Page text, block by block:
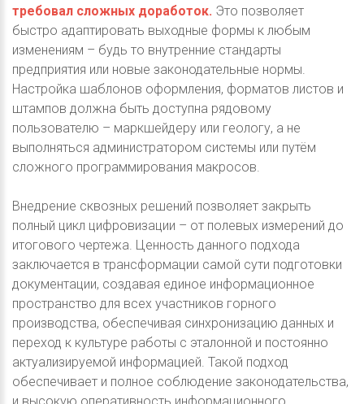
требовал сложных доработок. Это позволяет
быстро адаптировать выходные формы к любым
изменениям – будь то внутренние стандарты
предприятия или новые законодательные нормы.
Настройка шаблонов оформления, форматов листов и
штампов должна быть доступна рядовому
пользователю – маркшейдеру или геологу, а не
выполняться администратором системы или путём
сложного программирования макросов.
Внедрение сквозных решений позволяет закрыть
полный цикл цифровизации – от полевых измерений до
итогового чертежа. Ценность данного подхода
заключается в трансформации самой сути подготовки
документации, создавая единое информационное
пространство для всех участников горного
производства, обеспечивая синхронизацию данных и
переход к культуре работы с эталонной и постоянно
актуализируемой информацией. Такой подход
обеспечивает и полное соблюдение законодательства,